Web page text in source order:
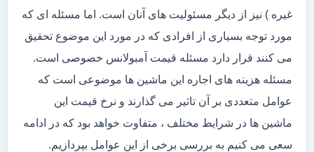
غیره ) نیز از دیگر مسئولیت های آنان است. اما مسئله ای که
مورد توجه بسیاری از افرادی که در مورد این موضوع تحقیق
می کنند قرار دارد مسئله قیمت آمبولانس خصوصی است.
مسئله هزینه های اجاره این ماشین ها موضوعی است که
عوامل متعددی بر آن تاثیر می گذارند و نرخ قیمت این
ماشین ها در شرایط مختلف ، متفاوت خواهد بود که در ادامه
سعی می کنیم به بررسی برخی از این عوامل بپردازیم.